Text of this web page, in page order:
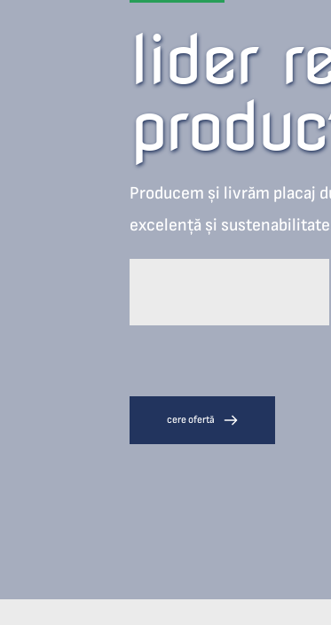
lider
Producem și livrăm placaj
excelență și
cere ofertă